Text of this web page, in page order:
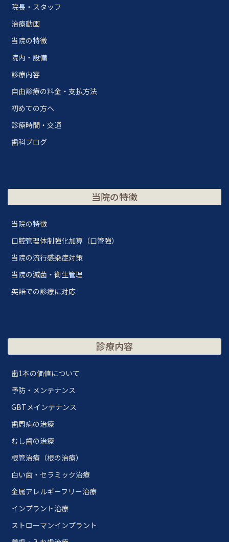
院長・スタッフ
治療動画
当院の特徴
院内・設備
診療内容
自由診療の料金・支払方法
初めての方へ
診療時間・交通
歯科ブログ
当院の特徴
当院の特徴
口腔管理体制強化加算（口管強）
当院の流行感染症対策
当院の滅菌・衛生管理
英語での診療に対応
診療内容
歯1本の価値について
予防・メンテナンス
GBTメインテナンス
歯周病の治療
むし歯の治療
根管治療（根の治療）
白い歯・セラミック治療
金属アレルギーフリー治療
インプラント治療
ストローマンインプラント